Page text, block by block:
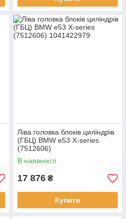
Ліва головка блоків циліндрів
(ГБЦ) BMW e53 X-series
(7512606)
В наявності
17 876 ₴
Купити